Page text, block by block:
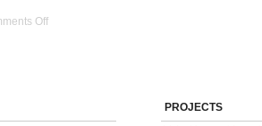
Offon
PROJECTS